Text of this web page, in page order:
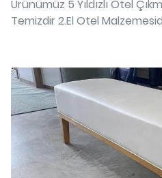
Ürünümüz 5 Yıldızlı Otel
Temizdir 2.El Otel